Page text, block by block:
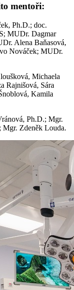
mentoři:
Ph.D.; doc.
MUDr. Dagmar
Alena Baňasová,
Nováček; MUDr.
Michaela
Rajnišová, Sára
Kamila
Ph.D.; Mgr.
Mgr. Zdeněk Louda.